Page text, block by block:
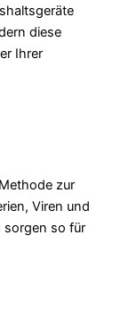
diese
Ihrer
zur
Viren und
sorgen so für